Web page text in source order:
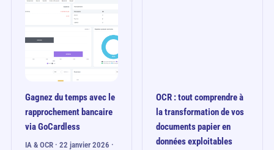
Gagnez du temps avec le
rapprochement bancaire
via GoCardless
IA & OCR · 22 janvier 2026 ·
OCR : tout comprendre à
la transformation de vos
documents papier en
données exploitables